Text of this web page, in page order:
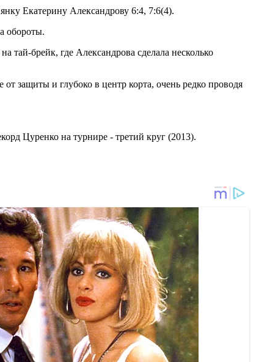
Екатерину Александрову 6:4, 7:6(4).
обороты.
тай-брейк, где Александрова сделала несколько
защиты и глубоко в центр корта, очень редко проводя
Цуренко на турнире - третий круг (2013).